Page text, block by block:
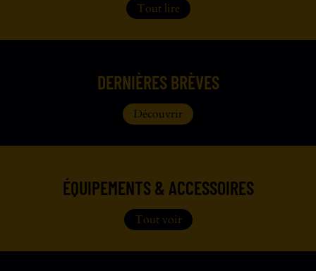
Tout lire
DERNIÈRES BRÈVES
Découvrir
ÉQUIPEMENTS & ACCESSOIRES
Tout voir